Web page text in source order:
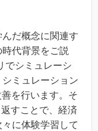
だ概念に関連す
代背景をご説
でシミュレーシ
ミュレーション
を行います。そ
すことで、経済
に体験学習して